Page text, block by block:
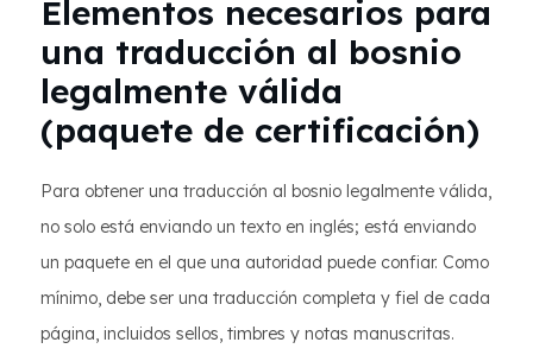
Elementos necesarios para
una traducción al bosnio
legalmente válida
(paquete de certificación)
Para obtener una traducción al bosnio legalmente válida,
no solo está enviando un texto en inglés; está enviando
un paquete en el que una autoridad puede confiar. Como
mínimo, debe ser una traducción completa y fiel de cada
página, incluidos sellos, timbres y notas manuscritas.